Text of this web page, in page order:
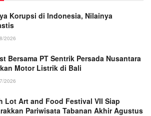
Korupsi di Indonesia, Nilainya
2026
Bersama PT Sentrik Persada Nusantara
Motor Listrik di Bali
2026
Lot Art and Food Festival VII Siap
Pariwisata Tabanan Akhir Agustus